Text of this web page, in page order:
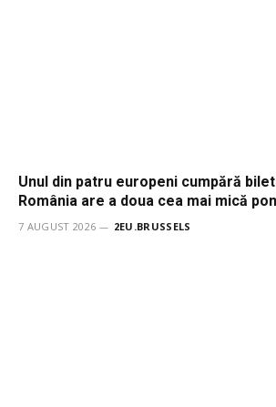
Unul din patru europeni cumpără
România are a doua cea mai mică
7 AUGUST 2026 2EU.BRUSSELS